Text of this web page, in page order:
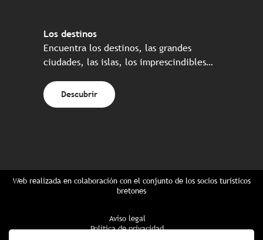
Los destinos
Encuentra los destinos, las grandes
ciudades, las islas, los imprescindibles…
Descubrir
Web realizada en colaboración con el conjunto de los socios turísticos
bretones
Aviso legal
Política de privacidad